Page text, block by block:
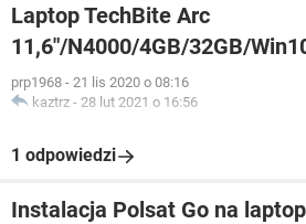
Laptop TechBite Arc
11,6"/N4000/4GB/32GB/
prp1968 - 21 lis 2020 o 08:16
kaztrz - 28 lut 2021 o 16:56
1 odpowiedzi
Instalacja Polsat Go na